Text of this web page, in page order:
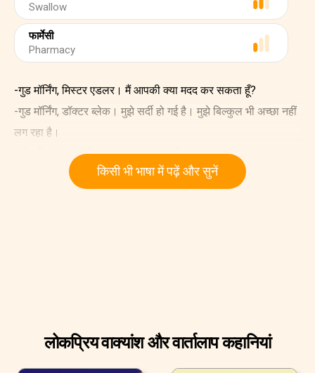
Swallow
फार्मेसी
Pharmacy
-गुड मॉर्निंग, मिस्टर एडलर। मैं आपकी क्या मदद कर सकता हूँ?
-गुड मॉर्निंग, डॉक्टर ब्लेक। मुझे सर्दी हो गई है। मुझे बिल्कुल भी अच्छा नहीं
लग रहा है।
-ओह मैं समझा। मुझे आपका तापमान जांचने दो। आपका तापमान सामान्य
किसी भी भाषा में पढ़ें और सुनें
लोकप्रिय वाक्यांश और वार्तालाप कहानियां